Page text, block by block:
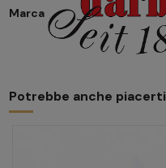
Marca
Potrebbe anche piacerti